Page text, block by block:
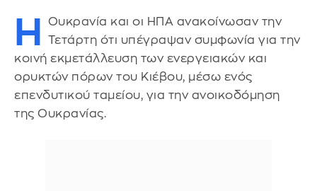
Η
Ουκρανία και οι ΗΠΑ ανακοίνωσαν την
Τετάρτη ότι υπέγραψαν συμφωνία για την
κοινή εκμετάλλευση των ενεργειακών και
ορυκτών πόρων του Κιέβου, μέσω ενός
επενδυτικού ταμείου, για την ανοικοδόμηση
της Ουκρανίας.